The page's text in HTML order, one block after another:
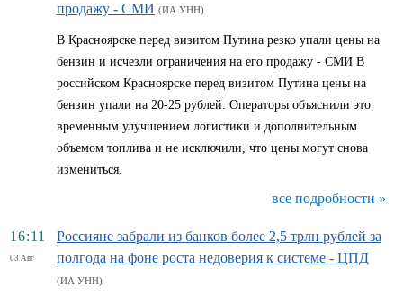
продажу - СМИ (ИА УНН)
В Красноярске перед визитом Путина резко упали цены на
бензин и исчезли ограничения на его продажу - СМИ В
российском Красноярске перед визитом Путина цены на
бензин упали на 20-25 рублей. Операторы объяснили это
временным улучшением логистики и дополнительным
объемом топлива и не исключили, что цены могут снова
измениться.
все подробности »
16:11
03 Авг
Россияне забрали из банков более 2,5 трлн рублей за
полгода на фоне роста недоверия к системе - ЦПД
(ИА УНН)